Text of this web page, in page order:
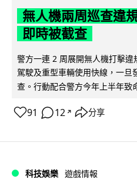
無人機兩周巡查違
即時被截查
警方一連 2 周展開無人機打擊
駕駛及重型車輛使用快線，一旦
查。行動配合警方今年上半年致
91 12 ↗ 分享
科技娛樂 遊戲情報